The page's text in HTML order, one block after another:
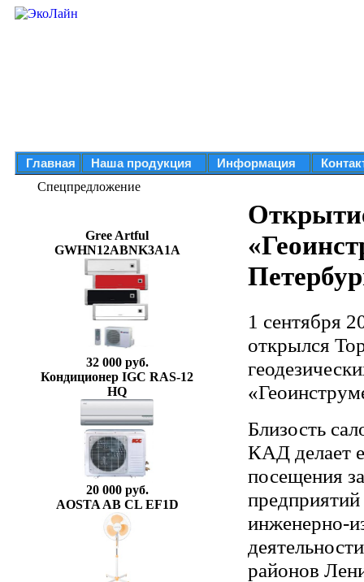
Главная Наша продукция Информация
Спецпредложение
Gree Artful
GWHN12ABNK3A1A
32 000 руб.
Кондиционер IGC RAS-12
HQ
20 000 руб.
AOSTA AB CL EF1D
1 сентября
открылся
Близость
КАД делает
посещения
предприятий
инженерно-
районов